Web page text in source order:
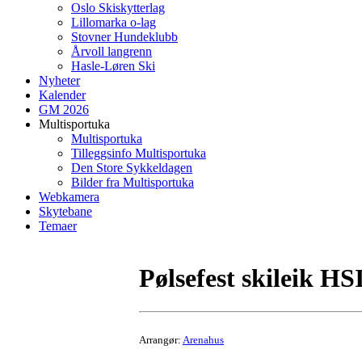
Oslo Skiskytterlag
Lillomarka o-lag
Stovner Hundeklubb
Årvoll langrenn
Hasle-Løren Ski
Nyheter
Kalender
GM 2026
Multisportuka
Multisportuka
Tilleggsinfo Multisportuka
Den Store Sykkeldagen
Bilder fra Multisportuka
Webkamera
Skytebane
Temaer
Pølsefest skileik
Arrangør: Arenahus